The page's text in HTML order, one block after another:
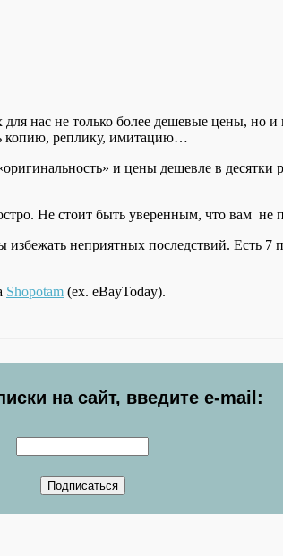
нас не только более дешевые цены, но
копию, реплику, имитацию…
и цены дешевле в
Не стоит быть уверенным, что вам не
неприятных последствий. Есть
Shopotam (ex. eBayToday).
на сайт, введите e-mail: